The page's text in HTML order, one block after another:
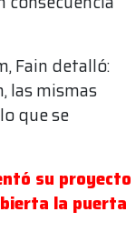
Fain detalló:
las mismas
que se
su proyecto
la puerta